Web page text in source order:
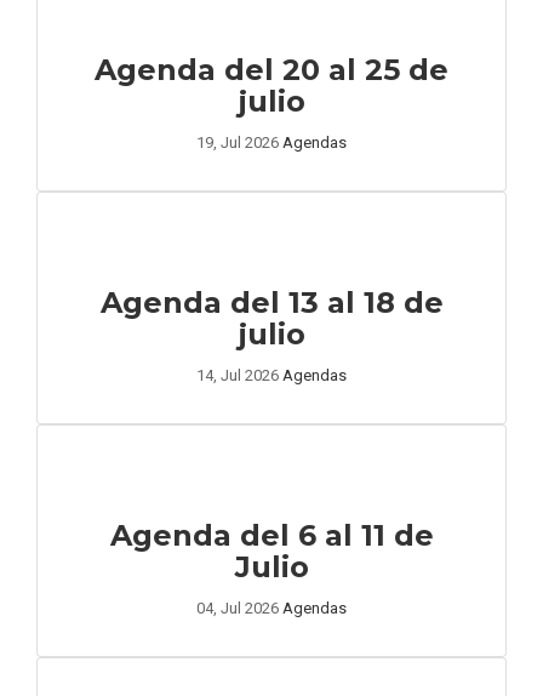
Agenda del 20 al 25 de
julio
19, Jul 2026 Agendas
Agenda del 13 al 18 de
julio
14, Jul 2026 Agendas
Agenda del 6 al 11 de
Julio
04, Jul 2026 Agendas